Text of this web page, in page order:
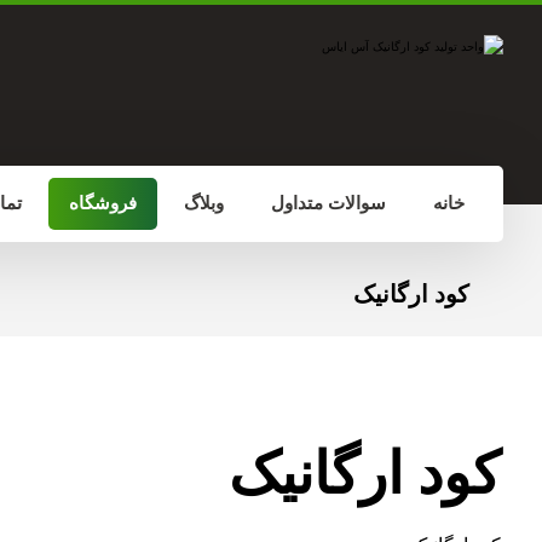
خانه سوالات متداول وبلاگ فروشگاه
کود ارگانیک
کود ارگانیک